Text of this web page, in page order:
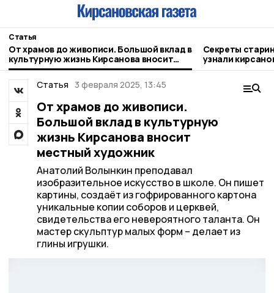
Статья
От храмов до живописи. Большой вклад в
культурную жизнь Кирсанова вносит
местный художник
Секреты
узнали
Статья 3 февраля 2025, 13:45
От храмов до живописи.
Большой вклад в культурную
жизнь Кирсанова вносит
местный художник
Анатолий Волынкин преподавал
изобразительное искусство в школе. Он пишет
картины, создаёт из гофрированного картона
уникальные копии соборов и церквей,
свидетельства его невероятного таланта. Он
мастер скульптур малых форм – делает из
глины игрушки.